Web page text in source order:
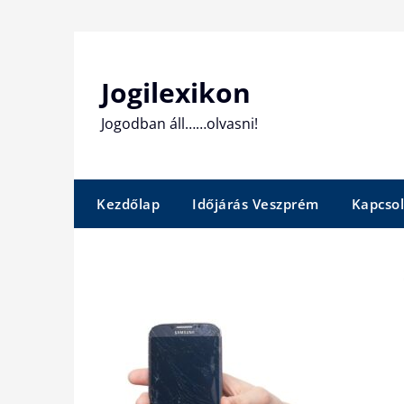
Jogilexikon
Jogodban áll……olvasni!
Kezdőlap Időjárás Veszprém